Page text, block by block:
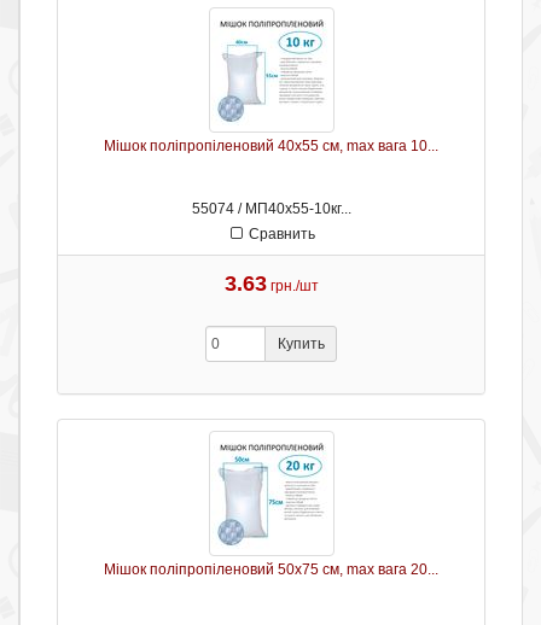
Мішок поліпропіленовий 40х55 см, max вага 10...
55074 / МП40х55-10кг...
Сравнить
3.63 грн./шт
Купить
Мішок поліпропіленовий 50х75 см, max вага 20...